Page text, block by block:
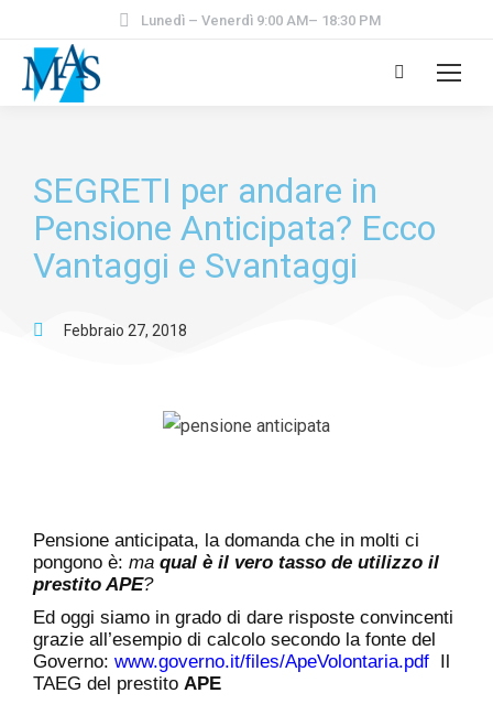
Lunedì – Venerdì 9:00 AM– 18:30 PM
SEGRETI per andare in
Pensione Anticipata? Ecco
Vantaggi e Svantaggi
Febbraio 27, 2018
Pensione anticipata, la domanda che in molti ci
pongono è: ma qual è il vero tasso de utilizzo il
prestito APE?
Ed oggi siamo in grado di dare risposte convincenti
grazie all’esempio di calcolo secondo la fonte del
Governo: www.governo.it/files/ApeVolontaria.pdf Il
TAEG del prestito APE